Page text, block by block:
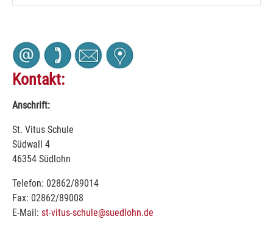
Kontakt:
Anschrift:
St. Vitus Schule
Südwall 4
46354 Südlohn
Telefon: 02862/89014
Fax: 02862/89008
E-Mail: st-vitus-schule@suedlohn.de